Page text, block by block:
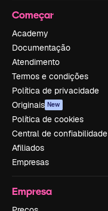
Começar
Academy
Documentação
Atendimento
Termos e condições
Política de privacidade
Originais New
Política de cookies
Central de confiabilidade
Afiliados
Empresas
Empresa